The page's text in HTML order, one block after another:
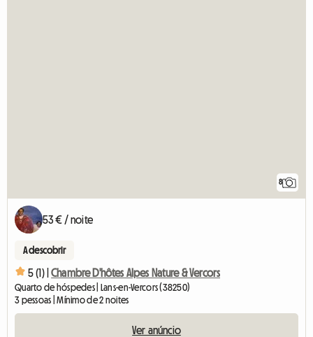
8
53 € / noite
A descobrir
5 (1) | Chambre D'hôtes Alpes Nature & Vercors
Quarto de hóspedes | Lans-en-Vercors (38250)
3 pessoas | Mínimo de 2 noites
Ver anúncio